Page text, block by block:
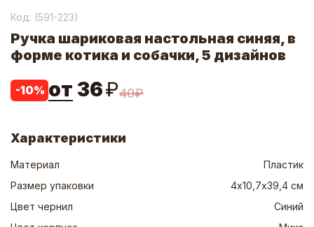
Код: (591-223)
Ручка шариковая настольная синяя, в
форме котика и собачки, 5 дизайнов
-10% от 36₽40₽
Характеристики
Материал
Пластик
Размер упаковки
4х10,7х39,4 см
Цвет чернил
Синий